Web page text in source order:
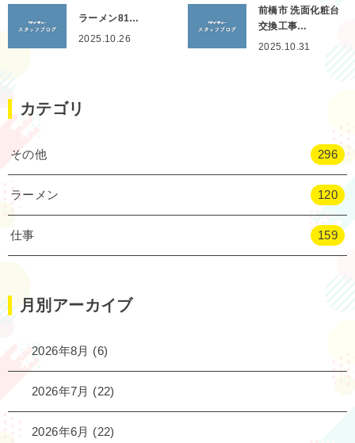
ラーメン81…
2025.10.26
前橋市 洗面化粧台
交換工事…
2025.10.31
カテゴリ
その他 296
ラーメン 120
仕事 159
月別アーカイブ
2026年8月 (6)
2026年7月 (22)
2026年6月 (22)